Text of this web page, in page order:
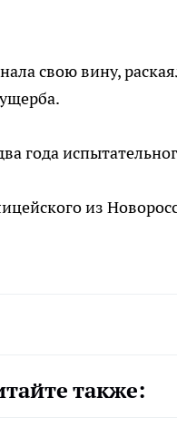
свою вину,
года
из
также: